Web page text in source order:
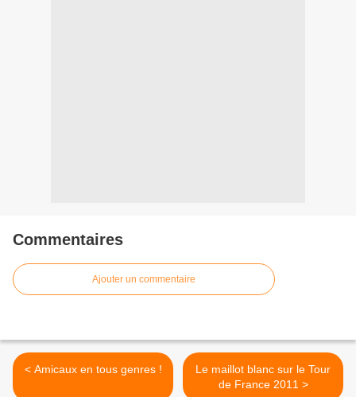
Commentaires
Ajouter un commentaire
< Amicaux en tous genres !
Le maillot blanc sur le Tour
de France 2011 >